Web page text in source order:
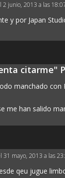
2 junio, 2013 a las
y por Japan
citarme"
manchado con
me han salido
31 mayo, 2013 a las
qeu jugue